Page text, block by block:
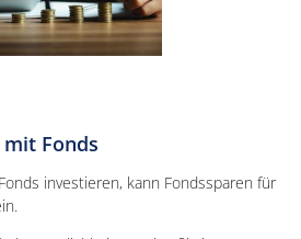
Fonds
investieren, kann Fondssparen für